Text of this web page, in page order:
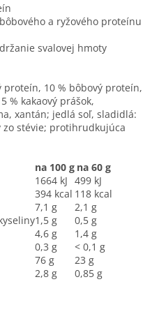
a ryžového proteínu
svalovej hmoty
proteín, 10 % bôbový proteín,
% kakaový prášok,
xantán; jedlá soľ, sladidlá:
zo stévie; protihrudkujúca
na 100 g na 60 g
1664 kJ
394 kcal
499 kJ
118 kcal
7,1 g
2,1 g
1,5 g
0,5 g
4,6 g
1,4 g
0,3 g
< 0,1 g
76 g
23 g
2,8 g 0,85 g